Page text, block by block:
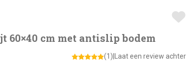
cm met antislip bodem
(1) Laat een review achter